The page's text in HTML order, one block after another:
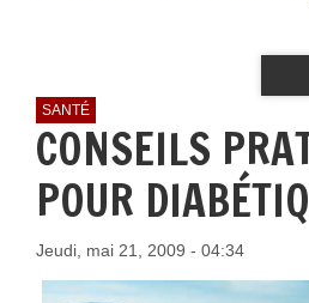
SANTÉ
CONSEILS
POUR
Jeudi, mai 21, 2009 - 04:34